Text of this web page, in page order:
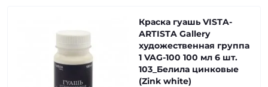
Краска гуашь VISTA-
ARTISTA Gallery
художественная группа
1 VAG-100 100 мл 6 шт.
103_Белила цинковые
(Zink white)